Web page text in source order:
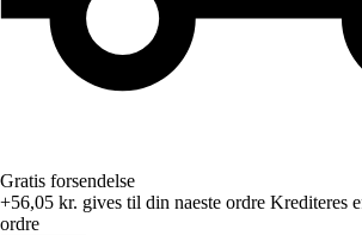
Gratis forsendelse
+56,05 kr. gives til din naeste ordre Krediteres
ordre